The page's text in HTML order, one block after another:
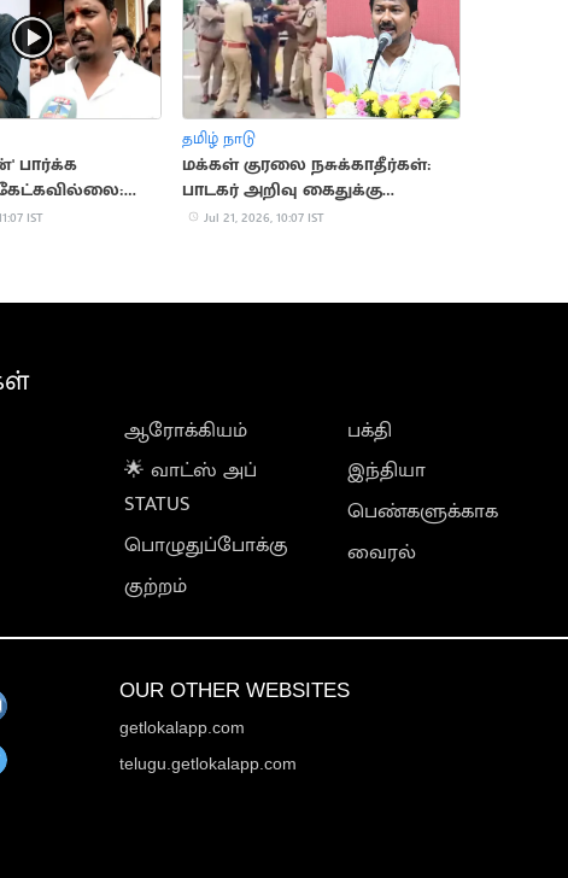
பார்க்க
IST
தமிழ் நாடு
மக்கள் குரலை நசுக்காதீர்கள்:
பாடகர் அறிவு கைதுக்கு
உதயநிதி ஆதங்கம்
Jul 21, 2026, 10:07 IST
ஆரோக்கியம்
🌟 வாட்ஸ் அப்
STATUS
பொழுதுப்போக்கு
குற்றம்
பக்தி
இந்தியா
பெண்களுக்காக
வைரல்
OUR OTHER WEBSITES
getlokalapp.com
telugu.getlokalapp.com